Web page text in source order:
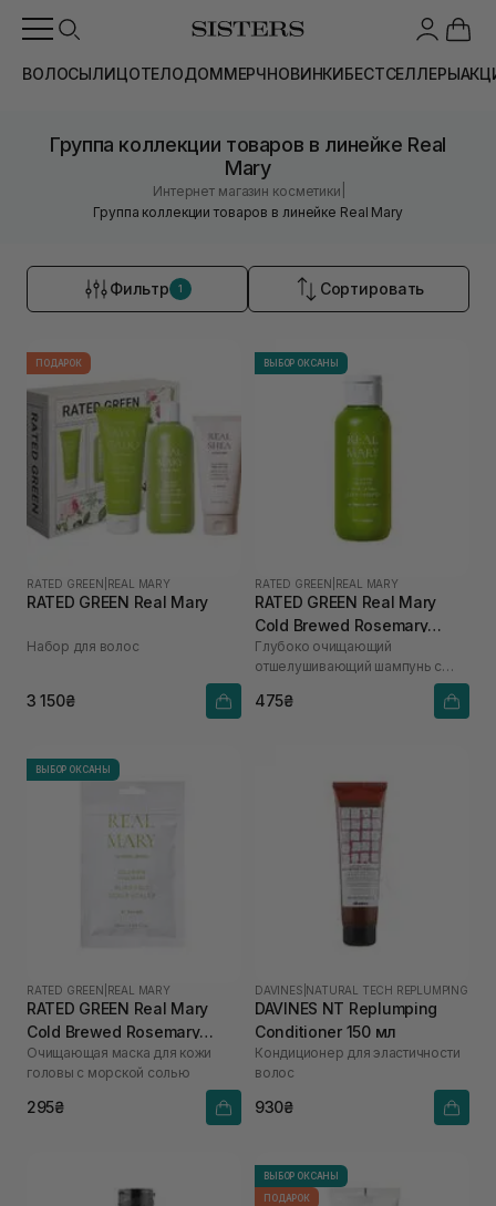
ВОЛОСЫЛИЦОТЕЛОДОММЕРЧНОВИНКИБЕСТСЕЛЛЕРЫ
Группа коллекции товаров в линейке Real
Mary
Интернет магазин косметики
Группа коллекции товаров в линейке Real Mary
Фильтр 1 Сортировать
ПОДАРОК
RATED GREEN REAL MARY
RATED GREEN Real Mary
Набор для волос
3 150₴
ВЫБОР ОКСАНЫ
RATED GREEN REAL MARY
RATED GREEN Real Mary
Cold Brewed Rosemary
Exfoliating Scalp Shampoo
100 мл
Глубоко очищающий
отшелушивающий шампунь с
475₴
ВЫБОР ОКСАНЫ
RATED GREEN REAL MARY
RATED GREEN Real Mary
Cold Brewed Rosemary
Purifyng Scalp Scaler 50 мл
Очищающая маска для кожи
головы с морской солью
295₴
DAVINES NATURAL TECH REPLUMPING
DAVINES NT Replumping
Conditioner 150 мл
Кондиционер для эластичности
волос
930₴
ВЫБОР ОКСАНЫ
ПОДАРОК